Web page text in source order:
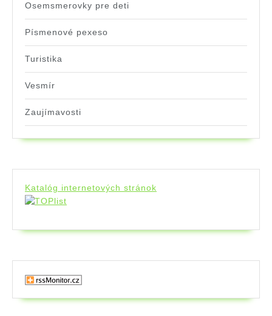
Osemsmerovky pre deti
Písmenové pexeso
Turistika
Vesmír
Zaujímavosti
Katalóg internetových stránok